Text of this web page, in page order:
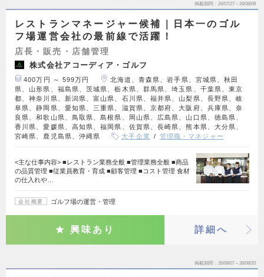
掲載期間 26/07/27～26/08/09
レストランマネージャー候補｜日本一のゴル
フ場運営会社の最前線で活躍！
店長・販売・店舗管理
株式会社アコーディア・ゴルフ
400万円 ～ 599万円
北海道、青森県、岩手県、宮城県、秋田
県、山形県、福島県、茨城県、栃木県、群馬県、埼玉県、千葉県、東京
都、神奈川県、新潟県、富山県、石川県、福井県、山梨県、長野県、岐
阜県、静岡県、愛知県、三重県、滋賀県、京都府、大阪府、兵庫県、奈
良県、和歌山県、鳥取県、島根県、岡山県、広島県、山口県、徳島県、
香川県、愛媛県、高知県、福岡県、佐賀県、長崎県、熊本県、大分県、
宮崎県、鹿児島県、沖縄県
大手企業 管理職・マネジャー
<主な仕事内容> ■レストラン業務全般 ■管理業務全般 ■商品
の品質管理 ■従業員教育・育成 ■顧客管理 ■コスト管理 食材
の仕入れや…
会社概要 ゴルフ場の運営・管理
興味あり 詳細へ
掲載期間 26/08/07～26/08/20